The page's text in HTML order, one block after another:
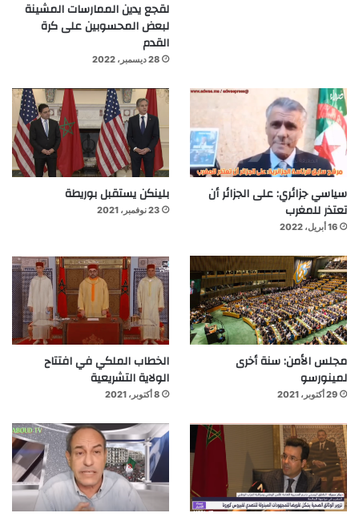
لقجع يدين الممارسات المشينة
لبعض المحسوبين على كرة
القدم
28 ديسمبر، 2022
سياسي جزائري: على الجزائر أن
تعتذر للمغرب
16 أبريل، 2022
بلينكن يستقبل بوريطة
23 نوفمبر، 2021
مجلس الأمن: سنة أخرى
لمينورسو
29 أكتوبر، 2021
الخطاب الملكي في افتتاح
الولاية التشريعية
8 أكتوبر، 2021